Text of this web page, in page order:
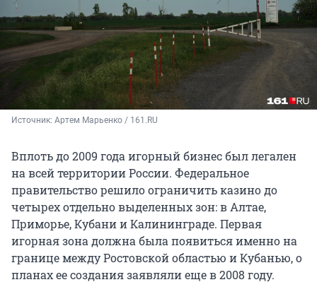
Источник: Артем Марьенко / 161.RU
Вплоть до 2009 года игорный бизнес был легален
на всей территории России. Федеральное
правительство решило ограничить казино до
четырех отдельно выделенных зон: в Алтае,
Приморье, Кубани и Калининграде. Первая
игорная зона должна была появиться именно на
границе между Ростовской областью и Кубанью, о
планах ее создания заявляли еще в 2008 году.